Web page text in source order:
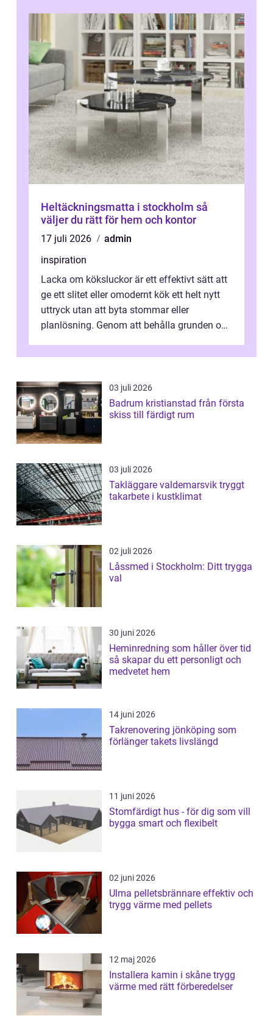
Heltäckningsmatta i stockholm så
väljer du rätt för hem och kontor
17 juli 2026
admin
inspiration
Lacka om köksluckor är ett effektivt sätt att
ge ett slitet eller omodernt kök ett helt nytt
uttryck utan att byta stommar eller
planlösning. Genom att behålla grunden och
03 juli 2026
Badrum kristianstad från första
skiss till färdigt rum
03 juli 2026
Takläggare valdemarsvik tryggt
takarbete i kustklimat
02 juli 2026
Låssmed i Stockholm: Ditt trygga
val
30 juni 2026
Heminredning som håller över tid
så skapar du ett personligt och
medvetet hem
14 juni 2026
Takrenovering jönköping som
förlänger takets livslängd
11 juni 2026
Stomfärdigt hus - för dig som vill
bygga smart och flexibelt
02 juni 2026
Ulma pelletsbrännare effektiv och
trygg värme med pellets
12 maj 2026
Installera kamin i skåne trygg
värme med rätt förberedelser